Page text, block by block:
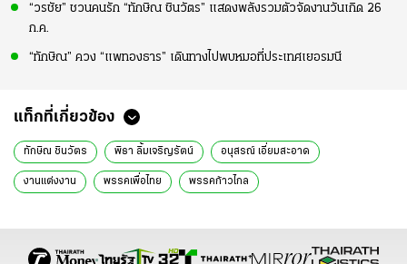
“วรชัย” ชวนคนรัก “ทักษิณ ชินวัตร” แสดงพลังรวมตัวจัดงานวันเกิด 26
ก.ค.
“ทักษิณ” ควง “แพทองธาร” เดินทางไปพบหมอที่ประเทศเยอรมนี
แท็กที่เกี่ยวข้อง
ทักษิณ ชินวัตร พิธา ลิ้มเจริญรัตน์ อนุสรณ์ เอี่ยมสะอาด
งานแต่งงาน พรรคเพื่อไทย พรรคก้าวไกล